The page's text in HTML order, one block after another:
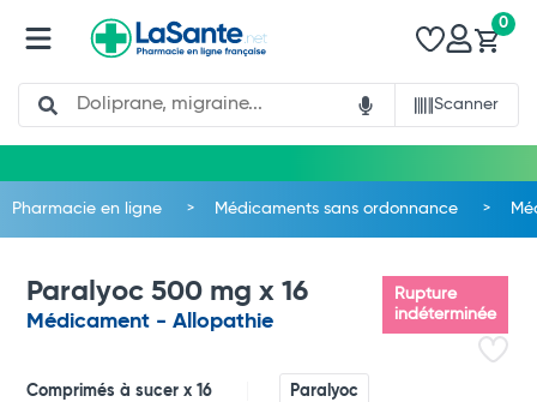
Search
Scanner
0
Pharmacie en ligne Médicaments sans ordonnance
Rupture
indéterminée
Paralyoc 500 mg x 16
Médicament - Allopathie
Comprimés à sucer x 16 Paralyoc